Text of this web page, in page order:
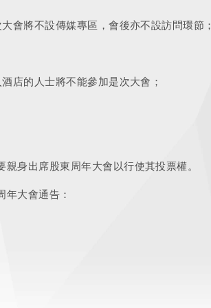
會將不設傳媒專區，會後亦不設訪問環節；
店的人士將不能參加是次大會；
身出席股東周年大會以行使其投票權。
年大會通告：